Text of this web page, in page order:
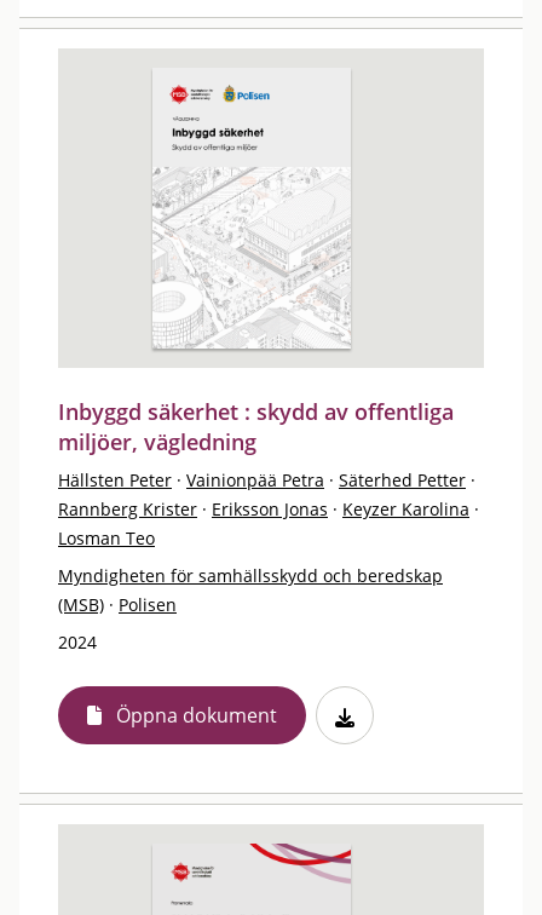
Inbyggd säkerhet : skydd av offentliga
miljöer, vägledning
Hällsten Peter · Vainionpää Petra · Säterhed Petter ·
Rannberg Krister · Eriksson Jonas · Keyzer Karolina ·
Losman Teo
Myndigheten för samhällsskydd och beredskap
(MSB) · Polisen
2024
Öppna dokument